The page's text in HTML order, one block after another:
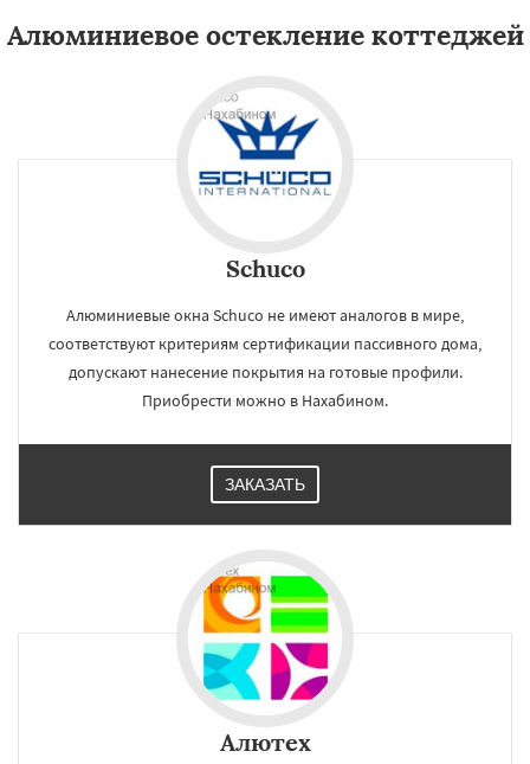
Алюминиевое остекление коттеджей
Schuco
Алюминиевые окна Schuco не имеют аналогов в мире,
соответствуют критериям сертификации пассивного дома,
допускают нанесение покрытия на готовые профили.
Приобрести можно в Нахабином.
ЗАКАЗАТЬ
Алютех